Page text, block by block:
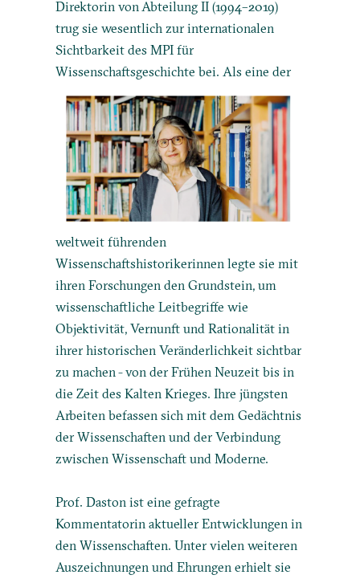
Direktorin von Abteilung II (1994–2019)
trug sie wesentlich zur internationalen
Sichtbarkeit des MPI für
Wissenschaftsgeschichte bei. Als eine der
weltweit führenden
Wissenschaftshistorikerinnen legte sie mit
ihren Forschungen den Grundstein, um
wissenschaftliche Leitbegriffe wie
Objektivität, Vernunft und Rationalität in
ihrer historischen Veränderlichkeit sichtbar
zu machen - von der Frühen Neuzeit bis in
die Zeit des Kalten Krieges. Ihre jüngsten
Arbeiten befassen sich mit dem Gedächtnis
der Wissenschaften und der Verbindung
zwischen Wissenschaft und Moderne.
Prof. Daston ist eine gefragte
Kommentatorin aktueller Entwicklungen in
den Wissenschaften. Unter vielen weiteren
Auszeichnungen und Ehrungen erhielt sie